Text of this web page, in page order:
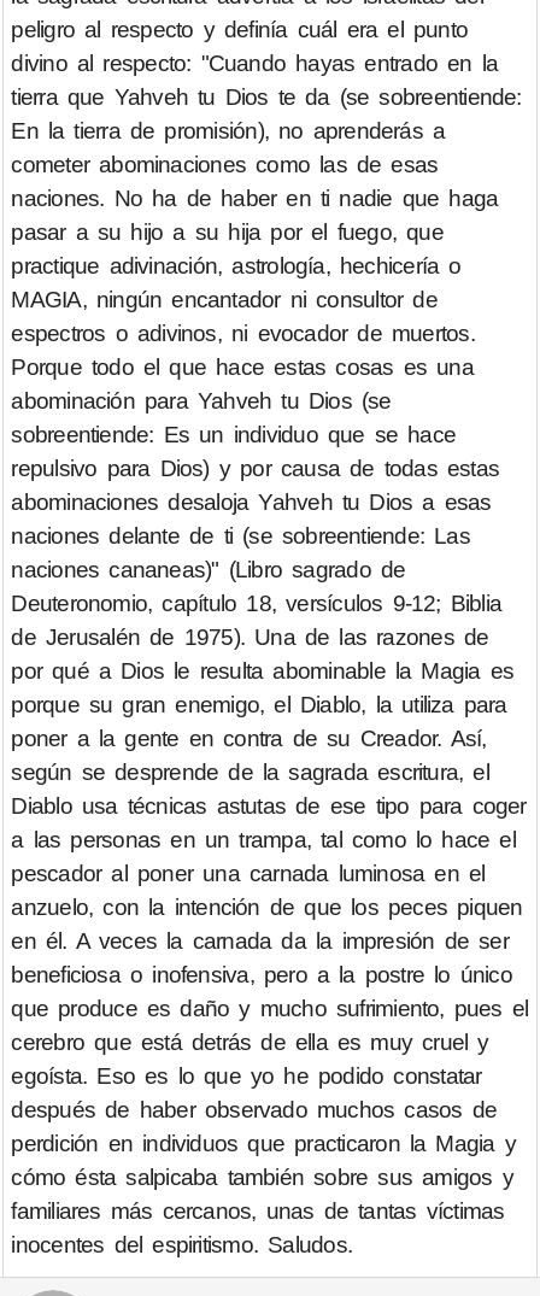
peligro al respecto y definía cuál era el punto
divino al respecto: "Cuando hayas entrado en la
tierra que Yahveh tu Dios te da (se sobreentiende:
En la tierra de promisión), no aprenderás a
cometer abominaciones como las de esas
naciones. No ha de haber en ti nadie que haga
pasar a su hijo a su hija por el fuego, que
practique adivinación, astrología, hechicería o
MAGIA, ningún encantador ni consultor de
espectros o adivinos, ni evocador de muertos.
Porque todo el que hace estas cosas es una
abominación para Yahveh tu Dios (se
sobreentiende: Es un individuo que se hace
repulsivo para Dios) y por causa de todas estas
abominaciones desaloja Yahveh tu Dios a esas
naciones delante de ti (se sobreentiende: Las
naciones cananeas)" (Libro sagrado de
Deuteronomio, capítulo 18, versículos 9-12; Biblia
de Jerusalén de 1975). Una de las razones de
por qué a Dios le resulta abominable la Magia es
porque su gran enemigo, el Diablo, la utiliza para
poner a la gente en contra de su Creador. Así,
según se desprende de la sagrada escritura, el
Diablo usa técnicas astutas de ese tipo para coger
a las personas en un trampa, tal como lo hace el
pescador al poner una carnada luminosa en el
anzuelo, con la intención de que los peces piquen
en él. A veces la carnada da la impresión de ser
beneficiosa o inofensiva, pero a la postre lo único
que produce es daño y mucho sufrimiento, pues el
cerebro que está detrás de ella es muy cruel y
egoísta. Eso es lo que yo he podido constatar
después de haber observado muchos casos de
perdición en individuos que practicaron la Magia y
cómo ésta salpicaba también sobre sus amigos y
familiares más cercanos, unas de tantas víctimas
inocentes del espiritismo. Saludos.